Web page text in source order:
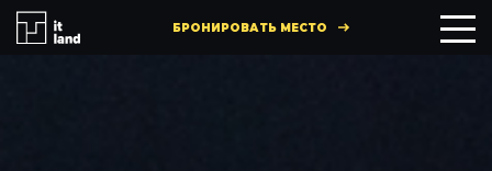
БРОНИРОВАТЬ МЕСТО